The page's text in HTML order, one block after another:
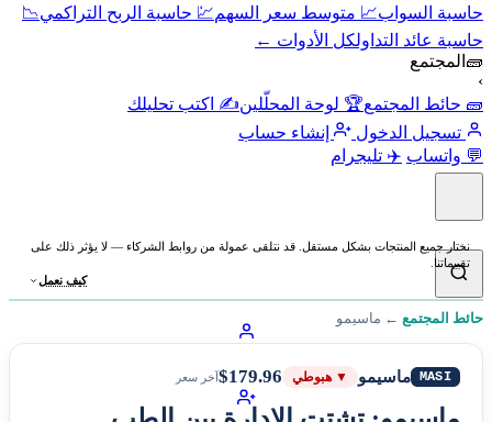
حاسبة السواب📈 متوسط سعر السهم💹 حاسبة الربح التراكمي📉
حاسبة عائد التداولكل الأدوات ←
🧱 المجتمع
›
🧱 حائط المجتمع🏆 لوحة المحلّلين✍️ اكتب تحليلك
تسجيل الدخول
إنشاء حساب
💬 واتساب ✈️ تليجرام
نختار جميع المنتجات بشكل مستقل. قد نتلقى عمولة من روابط الشركاء — لا يؤثر ذلك على
تقييماتنا.
كيف نعمل
حائط المجتمع ← ماسيمو
MASI ماسيمو ▼ هبوطي $179.96آخر سعر